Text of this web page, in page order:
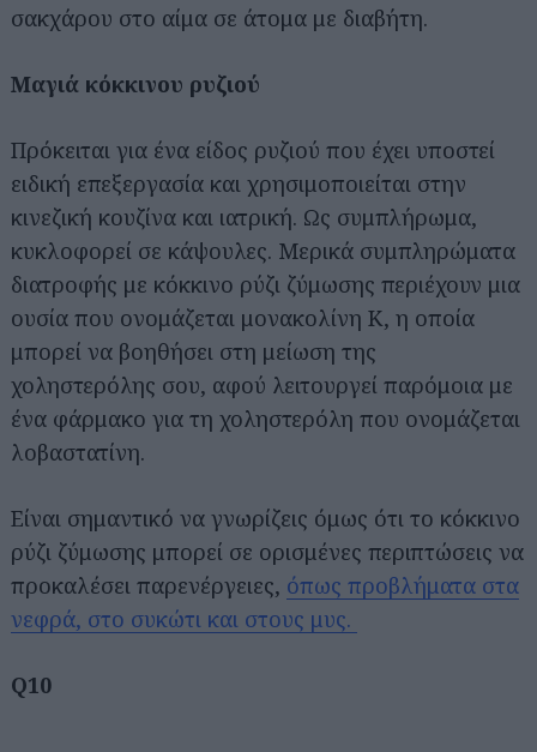
σακχάρου στο αίμα σε άτομα με διαβήτη.
Μαγιά κόκκινου ρυζιού
Πρόκειται για ένα είδος ρυζιού που έχει υποστεί
ειδική επεξεργασία και χρησιμοποιείται στην
κινεζική κουζίνα και ιατρική. Ως συμπλήρωμα,
κυκλοφορεί σε κάψουλες. Μερικά συμπληρώματα
διατροφής με κόκκινο ρύζι ζύμωσης περιέχουν μια
ουσία που ονομάζεται μονακολίνη Κ, η οποία
μπορεί να βοηθήσει στη μείωση της
χοληστερόλης σου, αφού λειτουργεί παρόμοια με
ένα φάρμακο για τη χοληστερόλη που ονομάζεται
λοβαστατίνη.
Είναι σημαντικό να γνωρίζεις όμως ότι το κόκκινο
ρύζι ζύμωσης μπορεί σε ορισμένες περιπτώσεις να
προκαλέσει παρενέργειες, όπως προβλήματα στα
νεφρά, στο συκώτι και στους μυς.
Q10